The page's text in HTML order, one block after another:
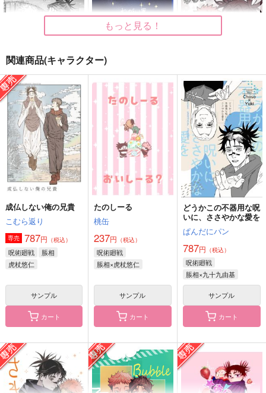
そばにいるだけ
愛はヨコシマ
944円（税込）
脹相×虎杖悠仁
サンプル
作品詳細
ねがい星
ゆうやけおおかみ
330 円（税込）
虎杖悠仁×脹相
サンプル
作品詳細
ゆるまとめ(オマケ付
き)
まいまい
944円（税込）
虎杖悠仁×脹相
サンプル
作品詳細
日常
はっぴぃえんど
1,100円（税込）
ちみみみみ
おわわ
550円（税込）
先生になっちゃった
無限の代理人
円（税込）
もっと見る！
関連商品(キャラクター)
成仏しない俺の兄貴
こむら返り
専売 787円 （税込）
呪術廻戦
脹相
虎杖悠仁
サンプル
カート
たのしーる
桃缶
237円 （税込）
呪術廻戦
脹相×虎杖悠仁
サンプル
カート
どうかこの不器用な呪
いに、ささやかな愛を
ぱんだにパン
787円 （税込）
呪術廻戦
脹相×九十九由基
サンプル
カート